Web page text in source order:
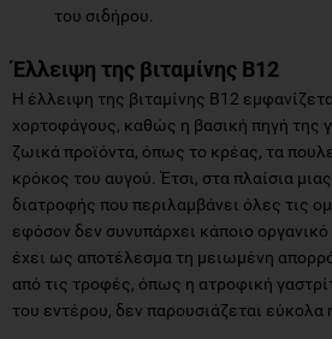
του σιδήρου.
Έλλειψη της βιταμίνης Β12
Η έλλειψη της βιταμίνης Β12
χορτοφάγους, καθώς η βασική πηγή της
ζωικά προϊόντα, όπως το κρέας, τα
κρόκος του αυγού. Έτσι, στα πλαίσια
διατροφής που περιλαμβάνει όλες τις
εφόσον δεν συνυπάρχει κάποιο
έχει ως αποτέλεσμα τη μειωμένη
από τις τροφές, όπως η ατροφική
του εντέρου, δεν παρουσιάζεται εύκολα